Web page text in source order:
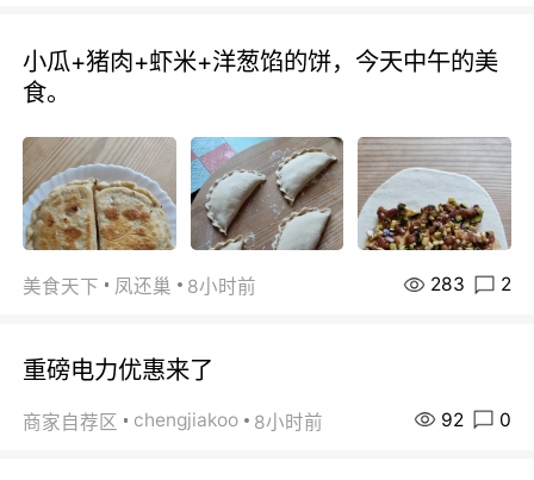
小瓜+猪肉+虾米+洋葱馅的饼，今天中午的美
食。
美食天下 凤还巢 8小时前 283 2
重磅电力优惠来了
商家自荐区 chengjiakoo 8小时前 92 0